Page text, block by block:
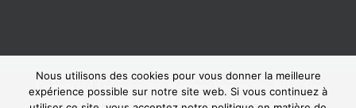
Copyright ADL Léglise-Fauvillers-Martelange-Vaux-sur-Sûre 2021 © Tous
droits réservés |
Politique de confidentialité | Powered by
Nous utilisons des cookies pour vous donner la meilleure
expérience possible sur notre site web. Si vous continuez à